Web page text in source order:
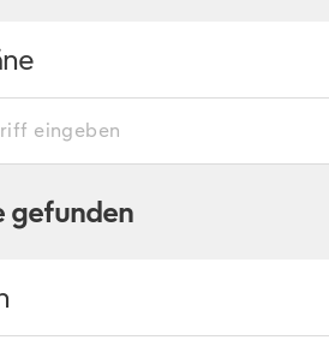
gefunden